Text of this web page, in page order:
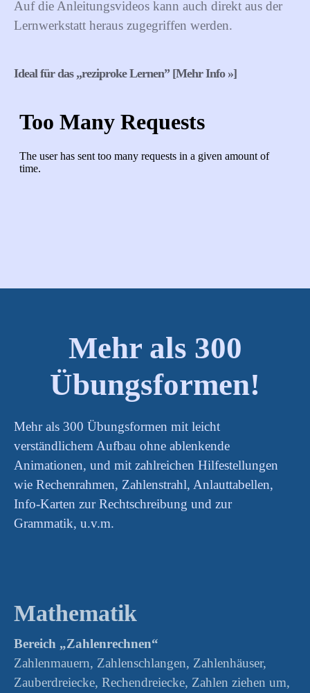
Auf die Anleitungsvideos kann auch direkt aus der
Lernwerkstatt heraus zugegriffen werden.
Ideal für das „reziproke Lernen” [Mehr Info »]
Mehr als 300
Übungsformen!
Mehr als 300 Übungsformen mit leicht
verständlichem Aufbau ohne ablenkende
Animationen, und mit zahlreichen Hilfestellungen
wie Rechenrahmen, Zahlenstrahl, Anlauttabellen,
Info-Karten zur Rechtschreibung und zur
Grammatik, u.v.m.
Mathematik
Bereich „Zahlenrechnen“
Zahlenmauern, Zahlenschlangen, Zahlenhäuser,
Zauberdreiecke, Rechendreiecke, Zahlen ziehen um,